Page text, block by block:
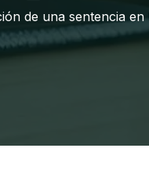
de una sentencia en